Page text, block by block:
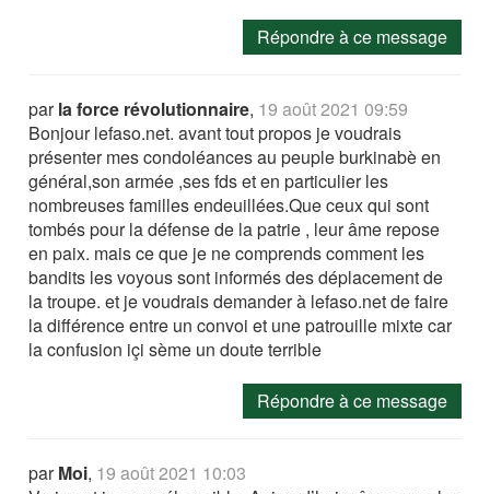
Répondre à ce message
parla force révolutionnaire, 19 août 2021 09:59
Bonjour lefaso.net. avant tout propos je voudrais
présenter mes condoléances au peuple burkinabè en
général,son armée ,ses fds et en particulier les
nombreuses familles endeuillées.Que ceux qui sont
tombés pour la défense de la patrie , leur âme repose
en paix. mais ce que je ne comprends comment les
bandits les voyous sont informés des déplacement de
la troupe. et je voudrais demander à lefaso.net de faire
la différence entre un convoi et une patrouille mixte car
la confusion içi sème un doute terrible
Répondre à ce message
parMoi, 19 août 2021 10:03